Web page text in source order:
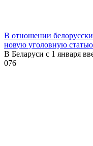
В отношении
новую уголовную статью
В Беларуси с 1 января
076